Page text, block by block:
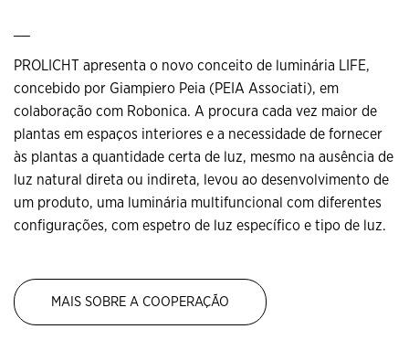
PROLICHT apresenta o novo conceito de luminária LIFE,
concebido por Giampiero Peia (PEIA Associati), em
colaboração com Robonica. A procura cada vez maior de
plantas em espaços interiores e a necessidade de fornecer
às plantas a quantidade certa de luz, mesmo na ausência de
luz natural direta ou indireta, levou ao desenvolvimento de
um produto, uma luminária multifuncional com diferentes
configurações, com espetro de luz específico e tipo de luz.
MAIS SOBRE A COOPERAÇÃO